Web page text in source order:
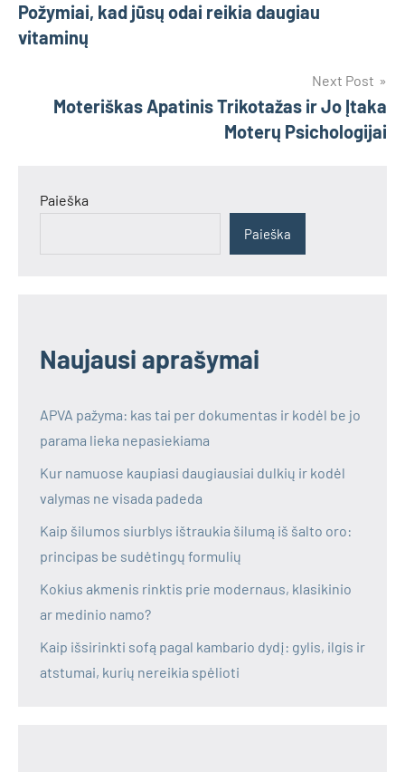
tarp
Požymiai, kad jūsų odai reikia daugiau
vitaminų
Next Post
Moteriškas Apatinis Trikotažas ir Jo Įtaka
Moterų Psichologijai
Paieška
Paieška
Naujausi aprašymai
APVA pažyma: kas tai per dokumentas ir kodėl be jo
parama lieka nepasiekiama
Kur namuose kaupiasi daugiausiai dulkių ir kodėl
valymas ne visada padeda
Kaip šilumos siurblys ištraukia šilumą iš šalto oro:
principas be sudėtingų formulių
Kokius akmenis rinktis prie modernaus, klasikinio
ar medinio namo?
Kaip išsirinkti sofą pagal kambario dydį: gylis, ilgis ir
atstumai, kurių nereikia spėlioti